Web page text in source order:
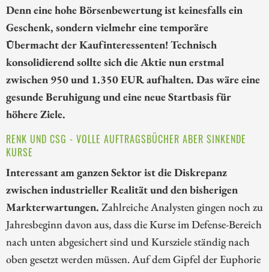
Denn eine hohe Börsenbewertung ist keinesfalls ein
Geschenk, sondern vielmehr eine temporäre
Übermacht der Kaufinteressenten! Technisch
konsolidierend sollte sich die Aktie nun erstmal
zwischen 950 und 1.350 EUR aufhalten. Das wäre eine
gesunde Beruhigung und eine neue Startbasis für
höhere Ziele.
RENK UND CSG - VOLLE AUFTRAGSBÜCHER ABER SINKENDE
KURSE
Interessant am ganzen Sektor ist die Diskrepanz
zwischen industrieller Realität und den bisherigen
Markterwartungen. Zahlreiche Analysten gingen noch zu
Jahresbeginn davon aus, dass die Kurse im Defense-Bereich
nach unten abgesichert sind und Kursziele ständig nach
oben gesetzt werden müssen. Auf dem Gipfel der Euphorie